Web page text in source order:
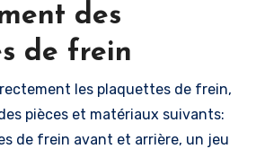
des
de frein
les plaquettes de frein,
pièces et matériaux suivants:
de frein avant et arrière, un jeu